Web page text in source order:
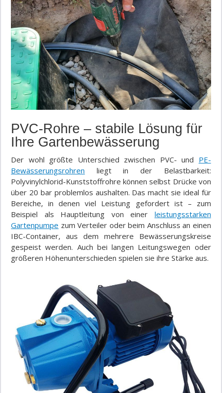
PVC-Rohre – stabile Lösung für
Ihre Gartenbewässerung
Der wohl größte Unterschied zwischen PVC- und PE-
Bewässerungsrohren liegt in der Belastbarkeit:
Polyvinylchlorid-Kunststoffrohre können selbst Drücke von
über 20 bar problemlos aushalten. Das macht sie ideal für
Bereiche, in denen viel Leistung gefordert ist – zum
Beispiel als Hauptleitung von einer leistungsstarken
Gartenpumpe zum Verteiler oder beim Anschluss an einen
IBC-Container, aus dem mehrere Bewässerungskreise
gespeist werden. Auch bei langen Leitungswegen oder
größeren Höhenunterschieden spielen sie ihre Stärke aus.